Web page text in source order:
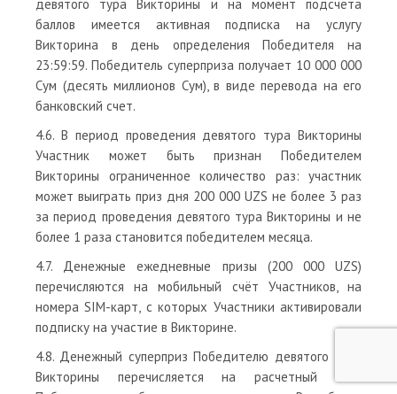
девятого тура Викторины и на момент подсчёта
баллов имеется активная подписка на услугу
Викторина в день определения Победителя на
23:59:59. Победитель суперприза получает 10 000 000
Сум (десять миллионов Сум), в виде перевода на его
банковский счет.
4.6. В период проведения девятого тура Викторины
Участник может быть признан Победителем
Викторины ограниченное количество раз: участник
может выиграть приз дня 200 000 UZS не более 3 раз
за период проведения девятого тура Викторины и не
более 1 раза становится победителем месяца.
4.7. Денежные ежедневные призы (200 000 UZS)
перечисляются на мобильный счёт Участников, на
номера SIM-карт, с которых Участники активировали
подписку на участие в Викторине.
4.8. Денежный суперприз Победителю девятого тура
Викторины перечисляется на расчетный счет